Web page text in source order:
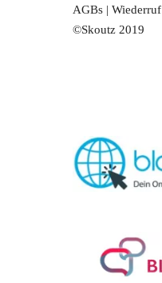
AGBs |Wiederruf
©Skoutz 2019